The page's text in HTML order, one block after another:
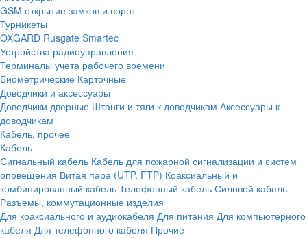
GSM открытие замков и ворот
Турникеты
OXGARD Rusgate Smartec
Устройства радиоуправления
Терминалы учета рабочего времени
Биометрические Карточные
Доводчики и аксессуары
Доводчики дверные Штанги и тяги к доводчикам Аксессуары к
доводчикам
Кабель, прочее
Кабель
Сигнальный кабель Кабель для пожарной сигнализации и систем
оповещения Витая пара (UTP, FTP) Коаксиальный и
комбинированный кабель Телефонный кабель Силовой кабель
Разъемы, коммутационные изделия
Для коаксиального и аудиокабеля Для питания Для компьютерного
кабеля Для телефонного кабеля Прочие